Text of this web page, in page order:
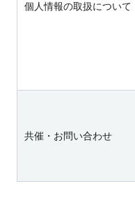
個人情報の取扱について
共催・お問い合わせ